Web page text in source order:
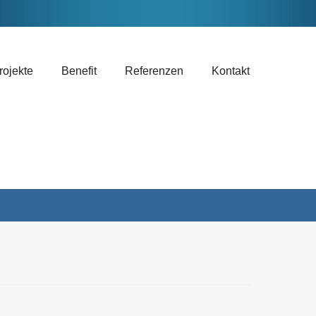
Benefit Referenzen Kontakt